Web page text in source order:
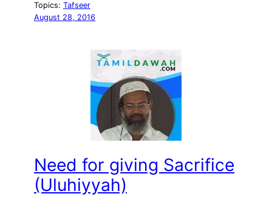
Topics: Tafseer
August 28, 2016
Need for giving Sacrifice
(Uluhiyyah)